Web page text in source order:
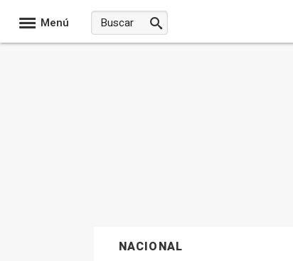
Menú
NACIONAL